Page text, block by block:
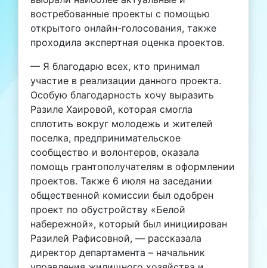
востребованные проекты с помощью
открытого онлайн-голосования, также
проходила экспертная оценка проектов.
— Я благодарю всех, кто принимал
участие в реализации данного проекта.
Особую благодарность хочу выразить
Разиле Хаировой, которая смогла
сплотить вокруг молодежь и жителей
поселка, предпринимательское
сообщество и волонтеров, оказала
помощь грантополучателям в оформлении
проектов. Также 6 июля на заседании
общественной комиссии был одобрен
проект по обустройству «Белой
набережной», который был инициирован
Разилей Рафисовной, — рассказала
директор департамента – начальник